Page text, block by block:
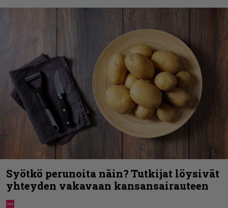
Syötkö perunoita näin? Tutkijat löysivät
yhteyden vakavaan kansansairauteen